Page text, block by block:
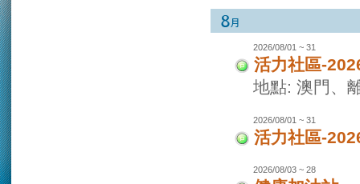
2026/08/01 ~ 31
活力社區-
地點: 澳門、
2026/08/01 ~ 31
活力社區-
2026/08/03 ~ 28